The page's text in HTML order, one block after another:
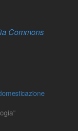
Commons